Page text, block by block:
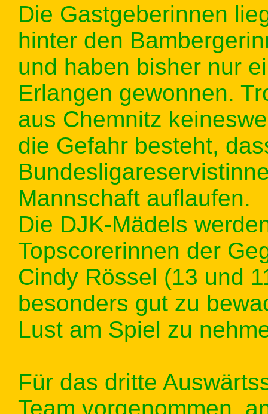
Die Gastgeberinnen
hinter den
und haben bisher nur
Erlangen gewonnen.
aus Chemnitz
die Gefahr besteht,
Mannschaft auflaufen.
Die DJK-Mädels
Topscorerinnen der
Cindy Rössel (13 und
besonders gut zu
Lust am Spiel zu
Für das dritte
Team vorgenommen,